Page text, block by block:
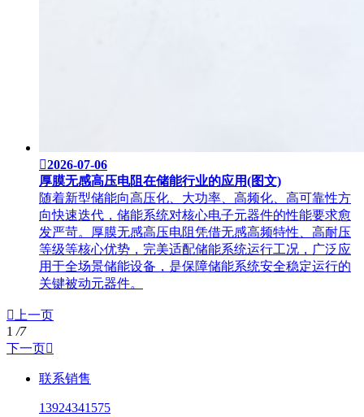
2026-07-06
厚膜无感高压电阻在储能行业的应用(图文)
随着新型储能向高压化、大功率、高频化、高可靠性方
向快速迭代，储能系统对核心电子元器件的性能要求愈
发严苛。厚膜无感高压电阻凭借无感高频特性、高耐压
等级等核心优势，完美适配储能系统运行工况，广泛应
用于全场景储能设备，是保障储能系统安全稳定运行的
关键被动元器件。
 上一页
1 /7
下一页
联系销售
13924341575